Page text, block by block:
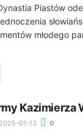
Piastów
młodego
Kazimierza
2025-01-13 0